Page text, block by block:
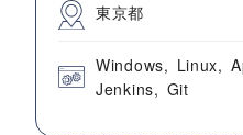
東京都
Windows Linux
Jenkins
Git